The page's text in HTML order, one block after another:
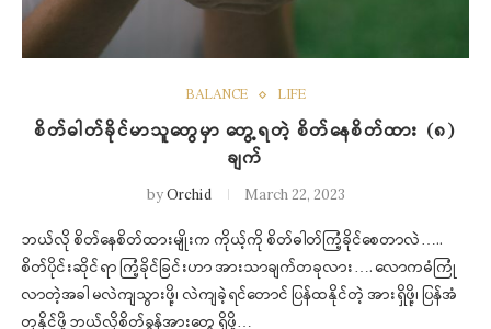
BALANCE LIFE
စိတ်ဓါတ်ခိုင်မာသူတွေမှာ တွေ့ရတဲ့ စိတ်နေစိတ်ထား (၈)
ချက်
byOrchid March 22, 2023
ဘယ်လို စိတ်နေစိတ်ထားမျိုးက ကိုယ့်ကို စိတ်ဓါတ်ကြံ့ခိုင်စေတာလဲ…..
စိတ်ပိုင်းဆိုင်ရာ ကြံ့ခိုင်ခြင်းဟာ အားသာချက်တခုလား…. လောကဓံကြုံ
လာတဲ့အခါ မလဲကျသွားဖို့၊ လဲကျခဲ့ရင်တောင် ပြန်ထနိုင်တဲ့ အားရှိဖို့၊ ပြန်အံ
တုနိုင်ဖို့ ဘယ်လိုစိတ်ခွန်အားတွေ ရှိဖို့…